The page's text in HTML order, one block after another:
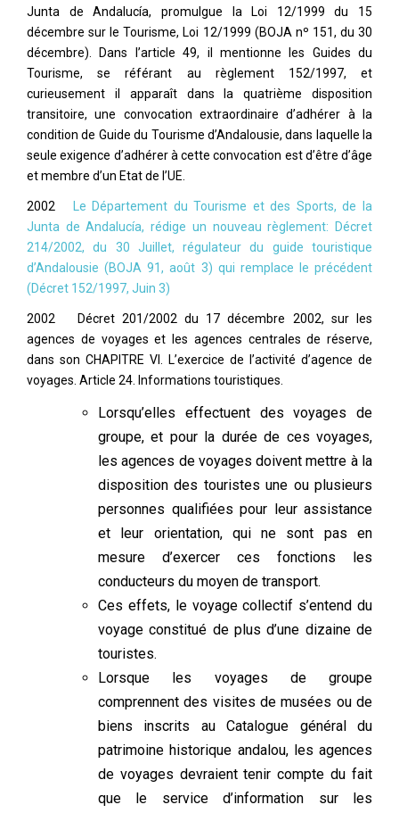
Junta de Andalucía, promulgue la Loi 12/1999 du 15
décembre sur le Tourisme, Loi 12/1999 (BOJA nº 151, du 30
décembre). Dans l’article 49, il mentionne les Guides du
Tourisme, se référant au règlement 152/1997, et
curieusement il apparaît dans la quatrième disposition
transitoire, une convocation extraordinaire d’adhérer à la
condition de Guide du Tourisme d’Andalousie, dans laquelle la
seule exigence d’adhérer à cette convocation est d’être d’âge
et membre d’un Etat de l’UE.
2002
Le Département du Tourisme et des Sports, de la
Junta de Andalucía, rédige un nouveau règlement: Décret
214/2002, du 30 Juillet, régulateur du guide touristique
d’Andalousie (BOJA 91, août 3) qui remplace le précédent
(Décret 152/1997, Juin 3)
2002 Décret 201/2002 du 17 décembre 2002, sur les
agences de voyages et les agences centrales de réserve,
dans son CHAPITRE VI. L’exercice de l’activité d’agence de
voyages. Article 24. Informations touristiques.
Lorsqu’elles effectuent des voyages de
groupe, et pour la durée de ces voyages,
les agences de voyages doivent mettre à la
disposition des touristes une ou plusieurs
personnes qualifiées pour leur assistance
et leur orientation, qui ne sont pas en
mesure d’exercer ces fonctions les
conducteurs du moyen de transport.
Ces effets, le voyage collectif s’entend du
voyage constitué de plus d’une dizaine de
touristes.
Lorsque les voyages de groupe
comprennent des visites de musées ou de
biens inscrits au Catalogue général du
patrimoine historique andalou, les agences
de voyages devraient tenir compte du fait
que le service d’information sur les